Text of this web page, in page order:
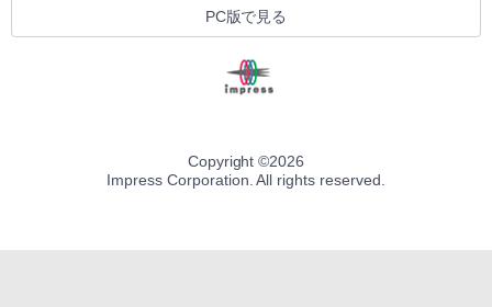
PC版で見る
Copyright ©2026
Impress Corporation. All rights reserved.